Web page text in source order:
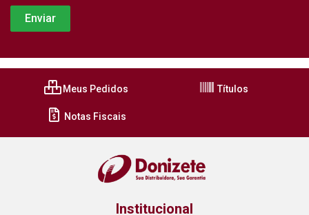
Meus Pedidos Títulos
Notas Fiscais
Institucional